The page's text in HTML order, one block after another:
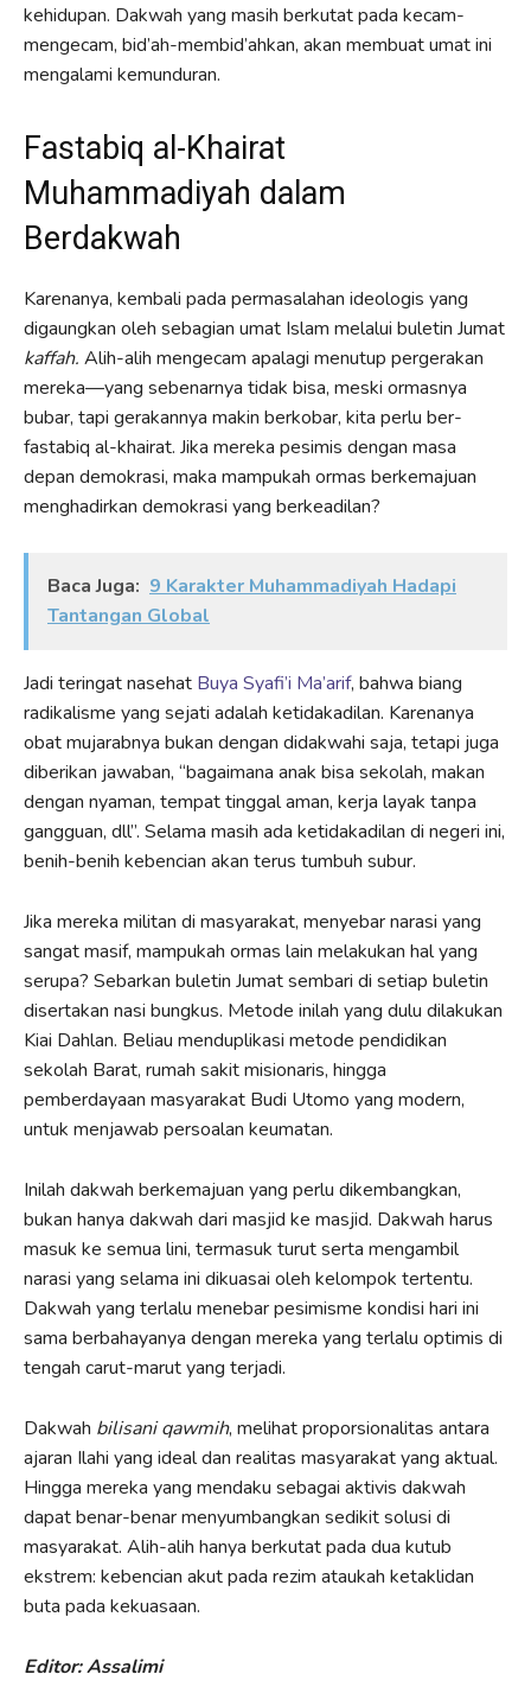
kehidupan. Dakwah yang masih berkutat pada kecam-
mengecam, bid’ah-membid’ahkan, akan membuat umat ini
mengalami kemunduran.
Fastabiq al-Khairat
Muhammadiyah dalam
Berdakwah
Karenanya, kembali pada permasalahan ideologis yang
digaungkan oleh sebagian umat Islam melalui buletin Jumat
kaffah. Alih-alih mengecam apalagi menutup pergerakan
mereka—yang sebenarnya tidak bisa, meski ormasnya
bubar, tapi gerakannya makin berkobar, kita perlu ber-
fastabiq al-khairat. Jika mereka pesimis dengan masa
depan demokrasi, maka mampukah ormas berkemajuan
menghadirkan demokrasi yang berkeadilan?
Baca Juga: 9 Karakter Muhammadiyah Hadapi
Tantangan Global
Jadi teringat nasehat Buya Syafi’i Ma’arif, bahwa biang
radikalisme yang sejati adalah ketidakadilan. Karenanya
obat mujarabnya bukan dengan didakwahi saja, tetapi juga
diberikan jawaban, “bagaimana anak bisa sekolah, makan
dengan nyaman, tempat tinggal aman, kerja layak tanpa
gangguan, dll”. Selama masih ada ketidakadilan di negeri ini,
benih-benih kebencian akan terus tumbuh subur.
Jika mereka militan di masyarakat, menyebar narasi yang
sangat masif, mampukah ormas lain melakukan hal yang
serupa? Sebarkan buletin Jumat sembari di setiap buletin
disertakan nasi bungkus. Metode inilah yang dulu dilakukan
Kiai Dahlan. Beliau menduplikasi metode pendidikan
sekolah Barat, rumah sakit misionaris, hingga
pemberdayaan masyarakat Budi Utomo yang modern,
untuk menjawab persoalan keumatan.
Inilah dakwah berkemajuan yang perlu dikembangkan,
bukan hanya dakwah dari masjid ke masjid. Dakwah harus
masuk ke semua lini, termasuk turut serta mengambil
narasi yang selama ini dikuasai oleh kelompok tertentu.
Dakwah yang terlalu menebar pesimisme kondisi hari ini
sama berbahayanya dengan mereka yang terlalu optimis di
tengah carut-marut yang terjadi.
Dakwah bilisani qawmih, melihat proporsionalitas antara
ajaran Ilahi yang ideal dan realitas masyarakat yang aktual.
Hingga mereka yang mendaku sebagai aktivis dakwah
dapat benar-benar menyumbangkan sedikit solusi di
masyarakat. Alih-alih hanya berkutat pada dua kutub
ekstrem: kebencian akut pada rezim ataukah ketaklidan
buta pada kekuasaan.
Editor: Assalimi